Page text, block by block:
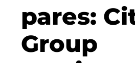
CSMM
DEGIV
pares:
Group